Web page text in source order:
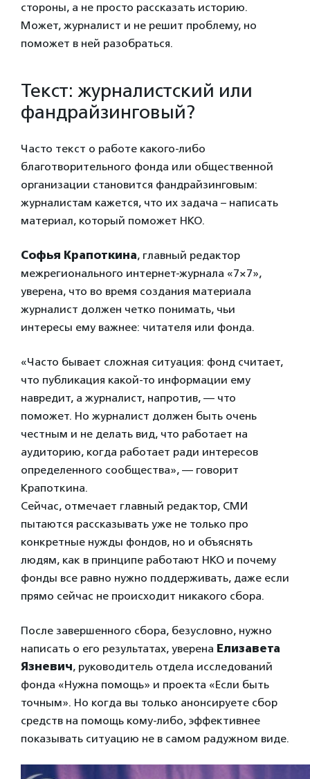
стороны, а не просто рассказать историю.
Может, журналист и не решит проблему, но
поможет в ней разобраться.
Текст: журналистский или
фандрайзинговый?
Часто текст о работе какого-либо
благотворительного фонда или общественной
организации становится фандрайзинговым:
журналистам кажется, что их задача – написать
материал, который поможет НКО.
Софья Крапоткина, главный редактор
межрегионального интернет-журнала «7×7»,
уверена, что во время создания материала
журналист должен четко понимать, чьи
интересы ему важнее: читателя или фонда.
«Часто бывает сложная ситуация: фонд считает,
что публикация какой-то информации ему
навредит, а журналист, напротив, — что
поможет. Но журналист должен быть очень
честным и не делать вид, что работает на
аудиторию, когда работает ради интересов
определенного сообщества», — говорит
Крапоткина.
Сейчас, отмечает главный редактор, СМИ
пытаются рассказывать уже не только про
конкретные нужды фондов, но и объяснять
людям, как в принципе работают НКО и почему
фонды все равно нужно поддерживать, даже если
прямо сейчас не происходит никакого сбора.
После завершенного сбора, безусловно, нужно
написать о его результатах, уверена Елизавета
Язневич, руководитель отдела исследований
фонда «Нужна помощь» и проекта «Если быть
точным». Но когда вы только анонсируете сбор
средств на помощь кому-либо, эффективнее
показывать ситуацию не в самом радужном виде.